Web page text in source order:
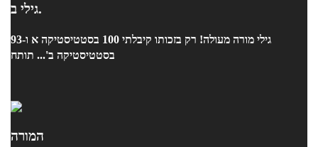
גילי ב.
גילי מורה מעולה! רק בזכותו קיבלתי 100 בסטטיסטיקה א ו-93
בסטטיסטיקה ב'... תותח
המורה